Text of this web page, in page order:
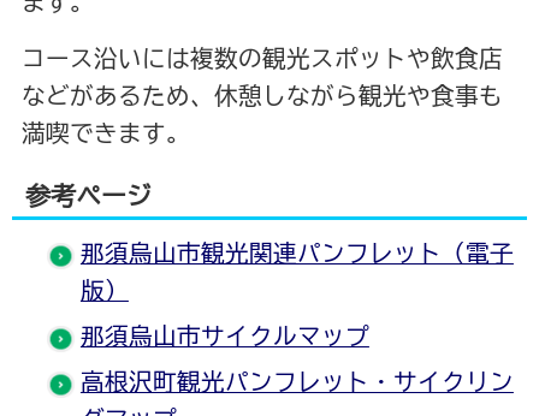
コース沿いには複数の観光スポットや飲食店
などがあるため、休憩しながら観光や食事も
満喫できます。
参考ページ
那須烏山市観光関連パンフレット（電子
版）
那須烏山市サイクルマップ
高根沢町観光パンフレット・サイクリン